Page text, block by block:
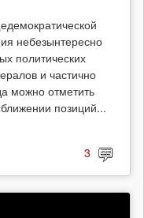
небезынтересно
политических
и частично
можно отметить
позиций...
3